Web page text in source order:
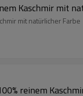
Kaschmir mit
mit natürlicher Farbe
reinem